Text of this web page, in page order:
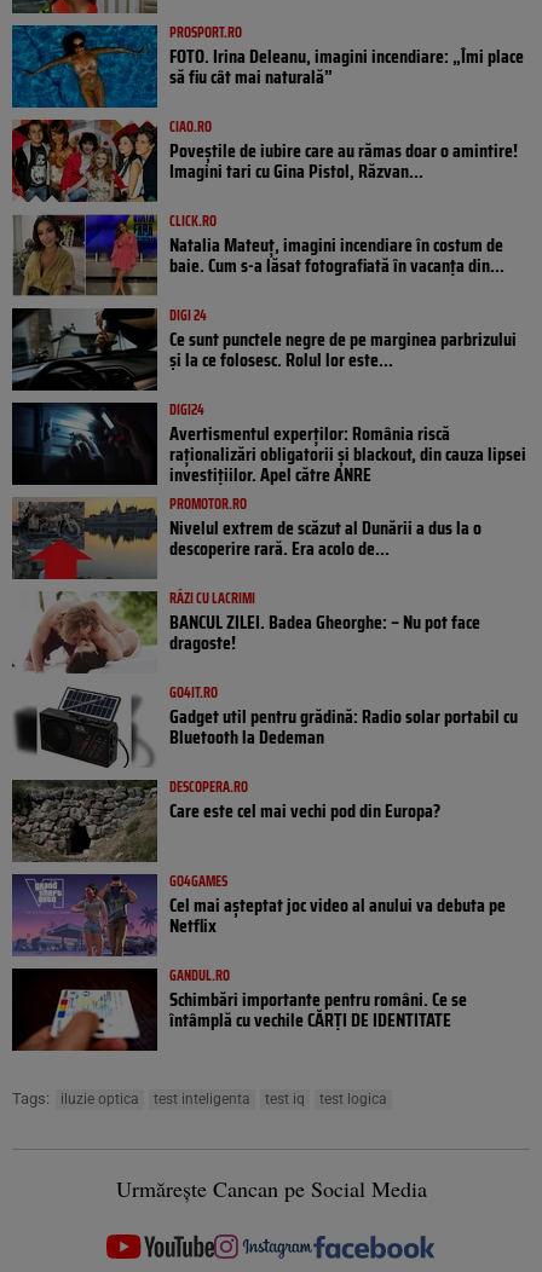
PROSPORT.RO
FOTO. Irina Deleanu, imagini incendiare: „Îmi place
să fiu cât mai naturală”
CIAO.RO
Poveştile de iubire care au rămas doar o amintire!
Imagini tari cu Gina Pistol, Răzvan...
CLICK.RO
Natalia Mateuț, imagini incendiare în costum de
baie. Cum s-a lăsat fotografiată în vacanța din...
DIGI 24
Ce sunt punctele negre de pe marginea parbrizului
și la ce folosesc. Rolul lor este...
DIGI24
Avertismentul experților: România riscă
raționalizări obligatorii și blackout, din cauza lipsei
investițiilor. Apel către ANRE
PROMOTOR.RO
Nivelul extrem de scăzut al Dunării a dus la o
descoperire rară. Era acolo de...
RÂZI CU LACRIMI
BANCUL ZILEI. Badea Gheorghe: – Nu pot face
dragoste!
GO4IT.RO
Gadget util pentru grădină: Radio solar portabil cu
Bluetooth la Dedeman
DESCOPERA.RO
Care este cel mai vechi pod din Europa?
GO4GAMES
Cel mai așteptat joc video al anului va debuta pe
Netflix
GANDUL.RO
Schimbări importante pentru români. Ce se
întâmplă cu vechile CĂRȚI DE IDENTITATE
Tags: iluzie optica test inteligenta test iq test logica
Urmărește Cancan pe Social Media